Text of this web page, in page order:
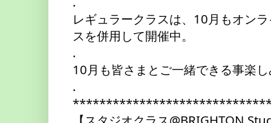
レギュラークラスは、10月もオン
スを併用して開催中。
.
10月も皆さまとご一緒できる事楽
.